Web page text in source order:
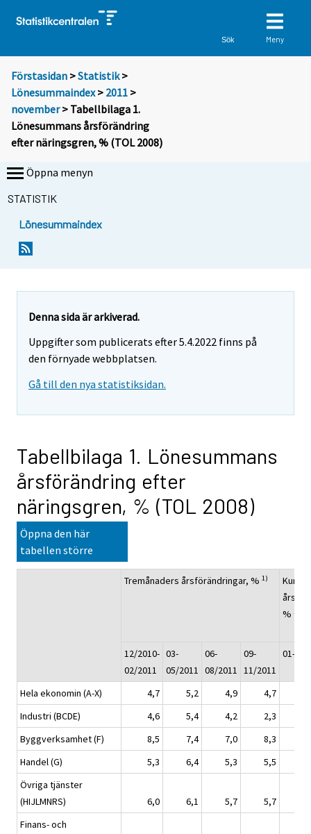
Sök Meny
Förstasidan >Statistik >
Lönesummaindex> 2011 >
november> Tabellbilaga 1.
Lönesummans årsförändring
efter näringsgren, % (TOL 2008)
Öppna menyn
STATISTIK
Lönesummaindex
Denna sida är arkiverad.
Uppgifter som publicerats efter 5.4.2022 finns på
den förnyade webbplatsen.
Gå till den nya statistiksidan.
Tabellbilaga 1. Lönesummans
årsförändring efter
näringsgren, % (TOL 2008)
Öppna den här
tabellen större
Tremånaders årsförändringar, % 1)
% 1)
12/2010-
02/2011
03-
05/2011
06-
08/2011
09-
11/2011
01-11/
Hela ekonomin (A-X) 4,7 5,2 4,9
4,7
Industri (BCDE)
4,6 5,4 4,2
2,3
Byggverksamhet (F)
8,5 7,4 7,0
8,3
Handel (G)
5,3 6,4 5,3
5,5
Övriga tjänster
(HIJLMNRS)
6,0 6,1 5,7
5,7
Finans- och